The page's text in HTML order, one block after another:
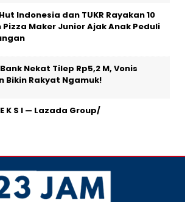
Indonesia dan TUKR Rayakan 10
Pizza Maker Junior Ajak Anak Peduli
Nekat Tilep Rp5,2 M, Vonis
Bikin Rakyat Ngamuk!
E K S I — Lazada Group/